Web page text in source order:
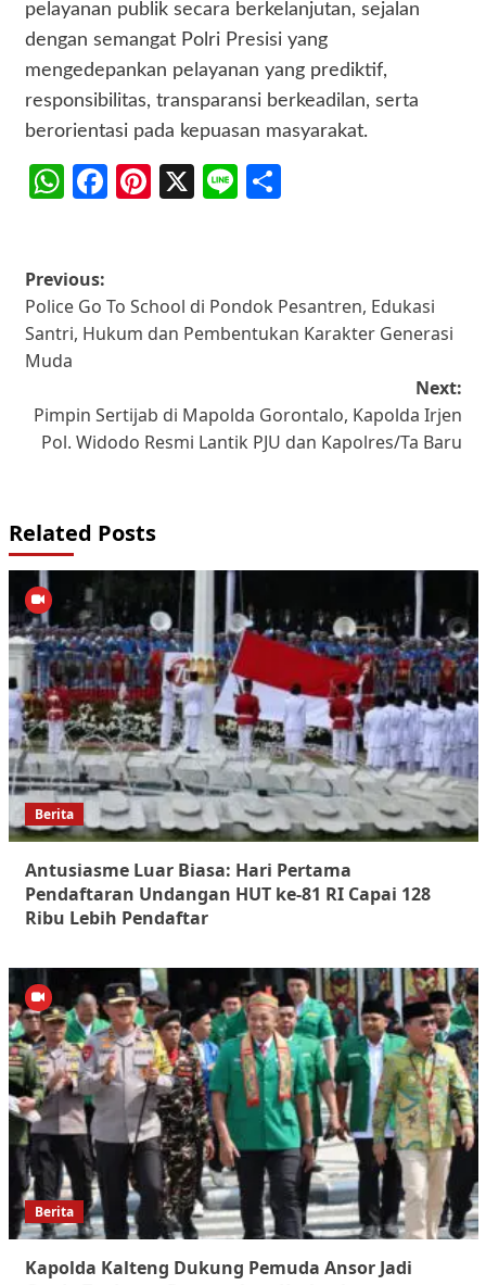
pelayanan publik secara berkelanjutan, sejalan
dengan semangat Polri Presisi yang
mengedepankan pelayanan yang prediktif,
responsibilitas, transparansi berkeadilan, serta
berorientasi pada kepuasan masyarakat.
WhatsApp
Facebook
Pinterest
X Line
Post
navigation
Previous:
Police Go To School di Pondok Pesantren, Edukasi
Santri, Hukum dan Pembentukan Karakter Generasi
Muda
Next:
Pimpin Sertijab di Mapolda Gorontalo, Kapolda Irjen
Pol. Widodo Resmi Lantik PJU dan Kapolres/Ta Baru
Related Posts
Berita
Antusiasme Luar Biasa: Hari Pertama
Pendaftaran Undangan HUT ke-81 RI Capai 128
Ribu Lebih Pendaftar
Berita
Kapolda Kalteng Dukung Pemuda Ansor Jadi